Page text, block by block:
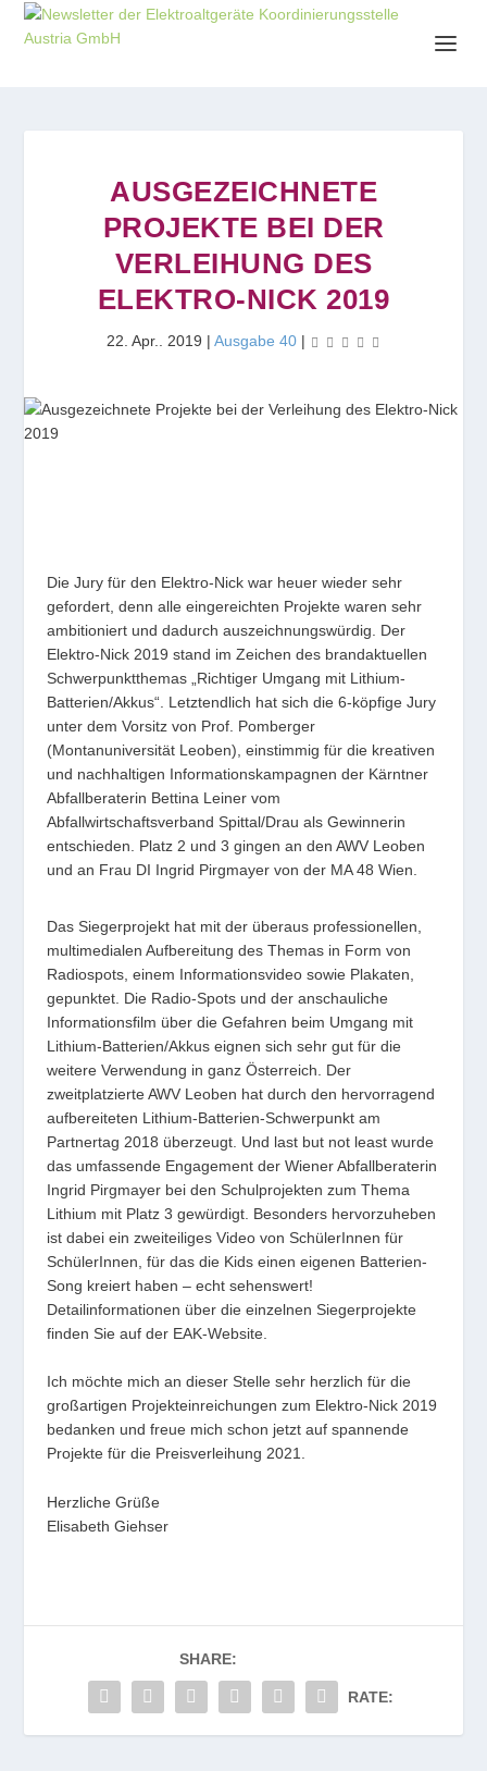
AUSGEZEICHNETE
PROJEKTE BEI DER
VERLEIHUNG DES
ELEKTRO-NICK 2019
22. Apr.. 2019 | Ausgabe 40|
Die Jury für den Elektro-Nick war heuer wieder sehr
gefordert, denn alle eingereichten Projekte waren sehr
ambitioniert und dadurch auszeichnungswürdig. Der
Elektro-Nick 2019 stand im Zeichen des brandaktuellen
Schwerpunktthemas „Richtiger Umgang mit Lithium-
Batterien/Akkus“. Letztendlich hat sich die 6-köpfige Jury
unter dem Vorsitz von Prof. Pomberger
(Montanuniversität Leoben), einstimmig für die kreativen
und nachhaltigen Informationskampagnen der Kärntner
Abfallberaterin Bettina Leiner vom
Abfallwirtschaftsverband Spittal/Drau als Gewinnerin
entschieden. Platz 2 und 3 gingen an den AWV Leoben
und an Frau DI Ingrid Pirgmayer von der MA 48 Wien.
Das Siegerprojekt hat mit der überaus professionellen,
multimedialen Aufbereitung des Themas in Form von
Radiospots, einem Informationsvideo sowie Plakaten,
gepunktet. Die Radio-Spots und der anschauliche
Informationsﬁlm über die Gefahren beim Umgang mit
Lithium-Batterien/Akkus eignen sich sehr gut für die
weitere Verwendung in ganz Österreich. Der
zweitplatzierte AWV Leoben hat durch den hervorragend
aufbereiteten Lithium-Batterien-Schwerpunkt am
Partnertag 2018 überzeugt. Und last but not least wurde
das umfassende Engagement der Wiener Abfallberaterin
Ingrid Pirgmayer bei den Schulprojekten zum Thema
Lithium mit Platz 3 gewürdigt. Besonders hervorzuheben
ist dabei ein zweiteiliges Video von SchülerInnen für
SchülerInnen, für das die Kids einen eigenen Batterien-
Song kreiert haben – echt sehenswert!
Detailinformationen über die einzelnen Siegerprojekte
finden Sie auf der EAK-Website.
Ich möchte mich an dieser Stelle sehr herzlich für die
großartigen Projekteinreichungen zum Elektro-Nick 2019
bedanken und freue mich schon jetzt auf spannende
Projekte für die Preisverleihung 2021.
Herzliche Grüße
Elisabeth Giehser
SHARE:
RATE: